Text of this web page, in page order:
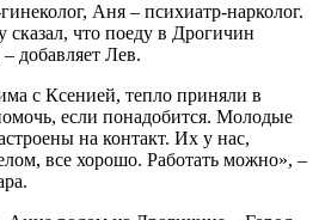
Аня – психиатр-нарколог.
сказал, что поеду в Дрогичин
добавляет Лев.
с Ксенией, тепло приняли в
если понадобится. Молодые
на контакт. Их у нас,
все хорошо. Работать можно», –